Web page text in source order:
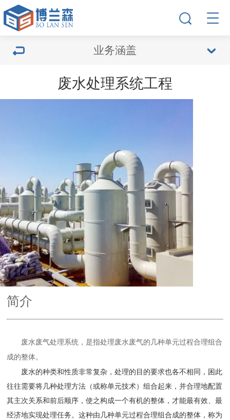
业务涵盖
废水处理系统工程
简介
废水废气处理系统，是指处理废水废气的几种单元过程合理组合
成的整体。
废水的种类和性质非常复杂，处理的目的要求也各不相同，困此
往往需要将几种处理方法（或称单元技术）组合起来，并合理地配置
其主次关系和前后顺序，使之构成一个有机的整体，才能最有效、最
经济地实现处理任务。这种由几种单元过程合理组合成的整体，称为